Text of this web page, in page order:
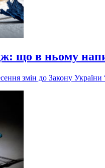
що в ньому
змін до Закону України